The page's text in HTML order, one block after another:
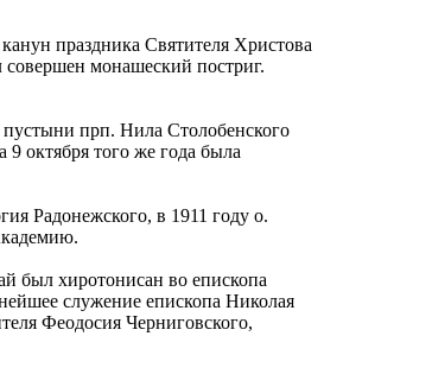
праздника Святителя Христова
монашеский постриг.
прп. Нила Столобенского
октября того же года была
Радонежского, в 1911 году о.
был хиротонисан во епископа
служение епископа Николая
Феодосия Черниговского,